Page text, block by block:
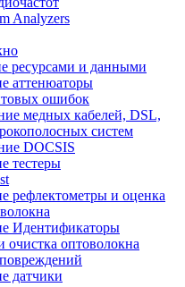
Analyzers
ресурсами и данными
aттенюаторы
ошибок
медных кабелей, DSL,
систем
DOCSIS
тестеры
рефлектометры и оценка
Идентификаторы
очистка оптоволокна
датчики